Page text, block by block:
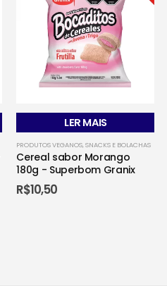
LER MAIS
PRODUTOS VEGANOS,SNACKS E BOLACHAS
Cereal sabor Morango
180g - Superbom Granix
R$10,50